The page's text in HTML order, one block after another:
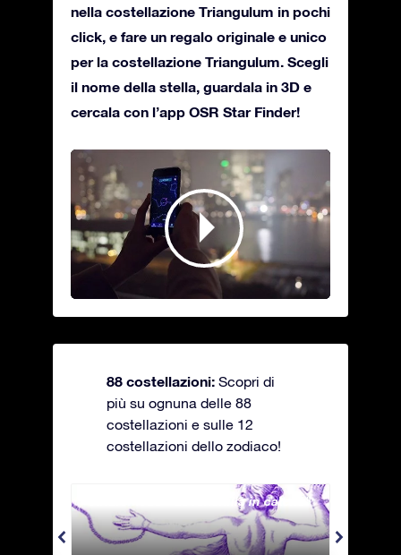
nella costellazione Triangulum in pochi
click, e fare un regalo originale e unico
per la costellazione Triangulum. Scegli
il nome della stella, guardala in 3D e
cercala con l’app OSR Star Finder!
88 costellazioni: Scopri di
più su ognuna delle 88
costellazioni e sulle 12
costellazioni dello zodiaco!
Andromeda - La fanciulla in catene